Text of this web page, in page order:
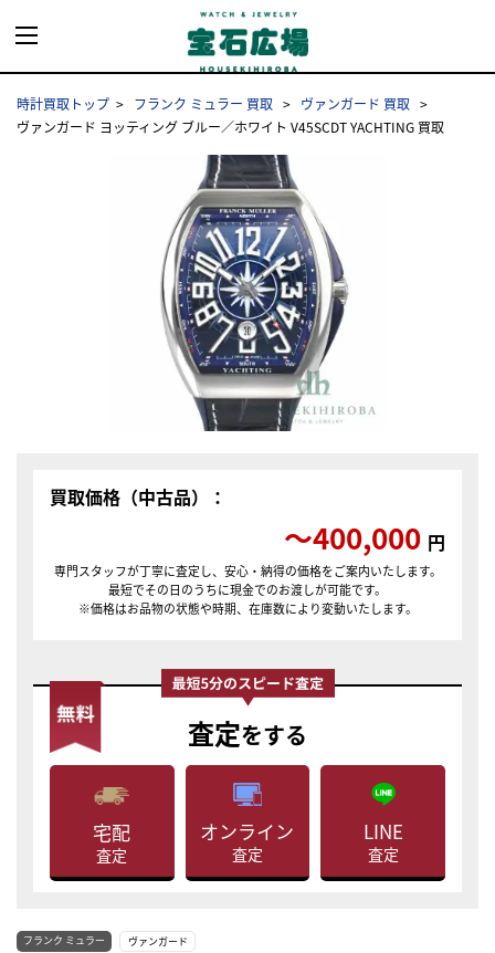
時計買取トップ フランク ミュラー 買取
ヴァンガード 買取
ヴァンガード ヨッティング ブルー／ホワイト V45SCDT YACHTING 買取
買取価格（中古品）：
〜400,000 円
専門スタッフが丁寧に査定し、安心・納得の価格をご案内いたします。
最短でその日のうちに現金でのお渡しが可能です。
※価格はお品物の状態や時期、在庫数により変動いたします。
査定をする
宅配
査定
オンライン
査定
LINE
査定
フランク ミュラー ヴァンガード